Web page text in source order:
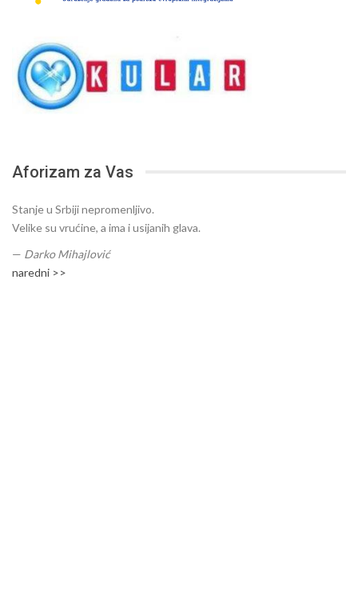
Aforizam za Vas
Stanje u Srbiji nepromenljivo.
Velike su vrućine, a ima i usijanih glava.
— Darko Mihajlović
naredni >>